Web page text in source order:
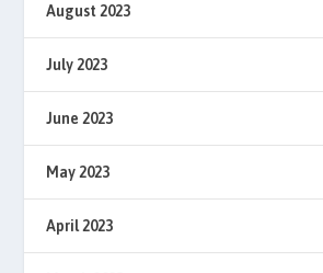
August 2023
July 2023
June 2023
May 2023
April 2023